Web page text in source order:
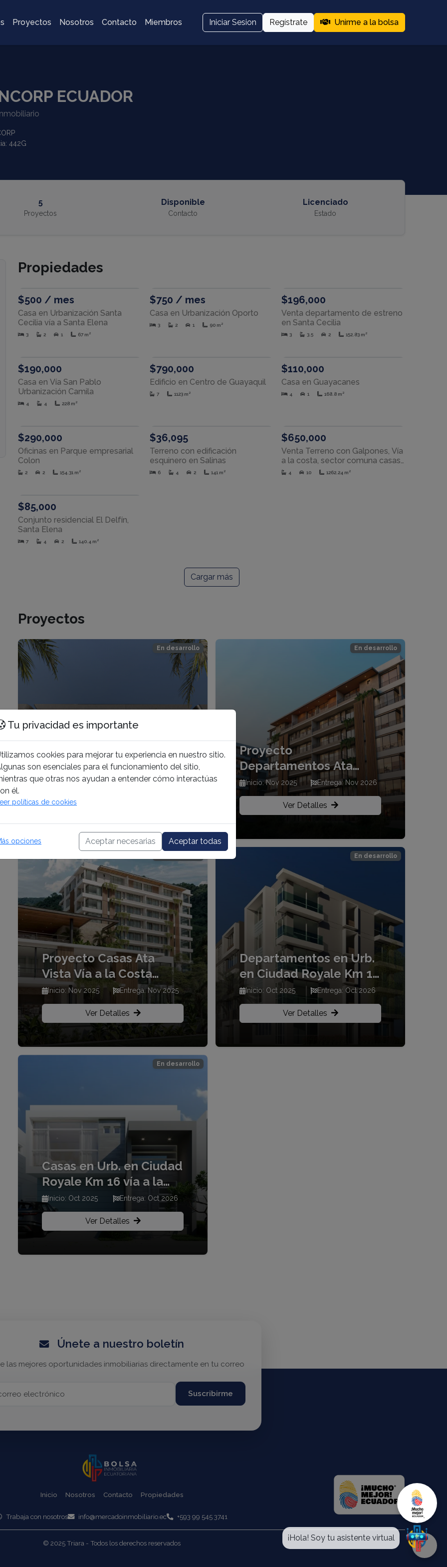
Proyectos Nosotros Contacto Miembros Iniciar Sesion Regístrate Unirme a la bolsa
¡Hola! Soy tu asistente virtual
Tu privacidad es importante
cookies para mejorar tu experiencia en nuestro sitio.
son esenciales para el funcionamiento del sitio,
que otras nos ayudan a entender cómo interactúas
él.
políticas de cookies
opciones Aceptar necesarias Aceptar todas
ECUADOR
442G
5
Proyectos
Disponible
Contacto
Licenciado
Estado
Propiedades
$500 / mes
Casa en Urbanización Santa
Cecilia vía a Santa Elena
3 2 1 67 m²
$750 / mes
Casa en Urbanización Oporto
3 2 1 90 m²
$196,000
Venta departamento de estreno
en Santa Cecilia
3 3.5 2 152.83 m²
$190,000
Casa en Vía San Pablo
Urbanización Camila
4 4 228 m²
$790,000
Edificio en Centro de Guayaquil
7 1123 m²
$110,000
Casa en Guayacanes
4 1 168.8 m²
$290,000
Oficinas en Parque empresarial
Colon
2 2 154.31 m²
$36,095
Terreno con edificación
esquinero en Salinas
6 4 2 141 m²
$650,000
Venta Terreno con Galpones, Vía
a la costa, sector comuna casas
viejas
4 10 1262.24 m²
$85,000
Conjunto residencial El Delfín,
Santa Elena
7 4 2 140.4 m²
Cargar más
Proyectos
En desarrollo
Proyecto
Departamentos en San
Bernardo 5
Inicio: Dec 2025 Entrega: Nov 2027
En desarrollo
Proyecto
Departamentos Ata
Vista Vía a la Costa
atrás de Fizane Plaza
Inicio: Nov 2025 Entrega: Nov 2026
Ver Detalles
Proyecto Casas Ata
Vista Vía a la Costa
atrás de Fizane Plaza
Inicio: Nov 2025 Entrega: Nov 2025
Ver Detalles
En desarrollo
Departamentos en Urb.
en Ciudad Royale Km 16
vía a la costa
Inicio: Oct 2025 Entrega: Oct 2026
Ver Detalles
En desarrollo
Casas en Urb. en Ciudad
Royale Km 16 vía a la
costa
Inicio: Oct 2025 Entrega: Oct 2026
Ver Detalles
Únete a nuestro boletín
las mejores oportunidades inmobiliarias directamente en tu correo
Suscribirme
Inicio Nosotros Contacto Propiedades
Trabaja con nosotros info@mercadoinmobiliario.ec +593 99 545 3741
© 2025 Triara - Todos los derechos reservados